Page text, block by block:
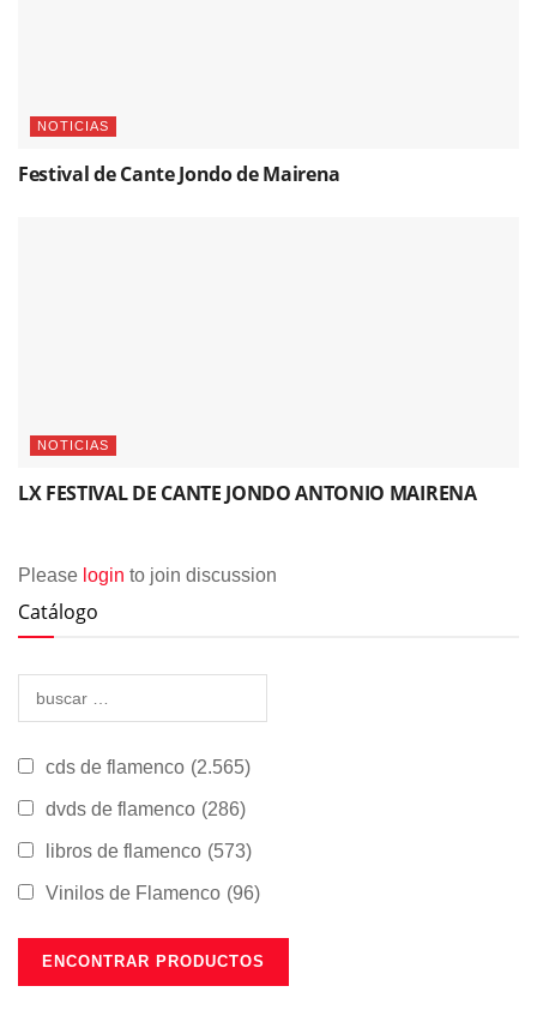
NOTICIAS
Festival de Cante Jondo de Mairena
NOTICIAS
LX FESTIVAL DE CANTE JONDO ANTONIO MAIRENA
Please login to join discussion
Catálogo
cds de flamenco (2.565)
dvds de flamenco (286)
libros de flamenco (573)
Vinilos de Flamenco (96)